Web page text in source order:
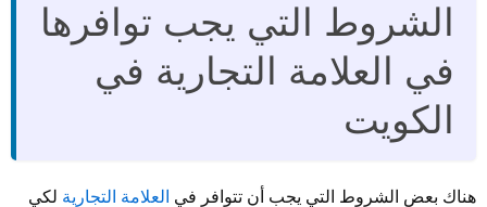
الشروط التي يجب توافرها
في العلامة التجارية في
الكويت
هناك بعض الشروط التي يجب أن تتوافر في العلامة التجارية لكي